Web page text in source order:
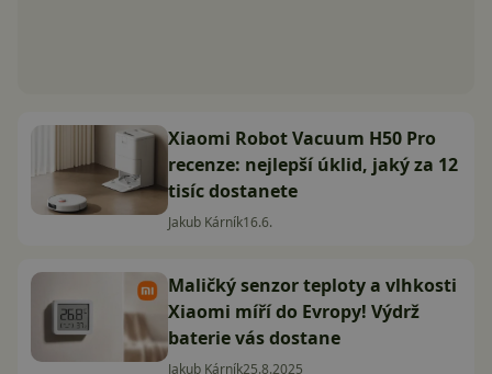
Xiaomi Robot Vacuum H50 Pro
recenze: nejlepší úklid, jaký za 12
tisíc dostanete
Jakub Kárník16.6.
Maličký senzor teploty a vlhkosti
Xiaomi míří do Evropy! Výdrž
baterie vás dostane
Jakub Kárník25.8.2025